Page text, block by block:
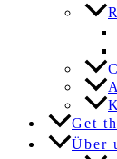
Get
Über